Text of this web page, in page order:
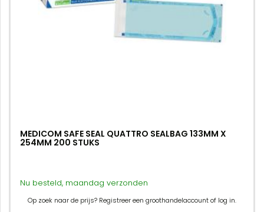
MEDICOM SAFE SEAL QUATTRO SEALBAG 133MM X
254MM 200 STUKS
Nu besteld, maandag verzonden
Op zoek naar de prijs? Registreer een groothandelaccount of log in.